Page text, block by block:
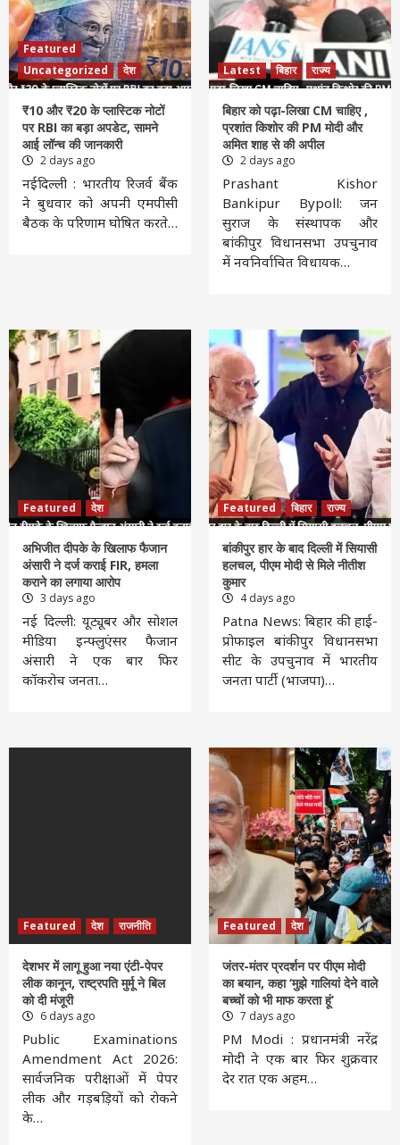
Featured
Uncategorized
देश
₹10 और ₹20 के प्लास्टिक नोटों
पर RBI का बड़ा अपडेट, सामने
आई लॉन्च की जानकारी
2 days ago
नईदिल्ली : भारतीय रिजर्व बैंक
ने बुधवार को अपनी एमपीसी
बैठक के परिणाम घोषित करते…
Latest बिहार राज्य
बिहार को पढ़ा-लिखा CM चाहिए ,
प्रशांत किशोर की PM मोदी और
अमित शाह से की अपील
2 days ago
Prashant Kishor
Bankipur Bypoll: जन
सुराज के संस्थापक और
बांकीपुर विधानसभा उपचुनाव
में नवनिर्वाचित विधायक…
Featured देश
अभिजीत दीपके के खिलाफ फैजान
अंसारी ने दर्ज कराई FIR, हमला
कराने का लगाया आरोप
3 days ago
नई दिल्ली: यूट्यूबर और सोशल
मीडिया इन्फ्लुएंसर फैजान
अंसारी ने एक बार फिर
कॉकरोच जनता…
Featured बिहार राज्य
बांकीपुर हार के बाद दिल्ली में सियासी
हलचल, पीएम मोदी से मिले नीतीश
कुमार
4 days ago
Patna News: बिहार की हाई-
प्रोफाइल बांकीपुर विधानसभा
सीट के उपचुनाव में भारतीय
जनता पार्टी (भाजपा)…
Featured देश राजनीति
देशभर में लागू हुआ नया एंटी-पेपर
लीक कानून, राष्ट्रपति मुर्मू ने बिल
को दी मंजूरी
6 days ago
Public Examinations
Amendment Act 2026:
सार्वजनिक परीक्षाओं में पेपर
लीक और गड़बड़ियों को रोकने
के…
Featured देश
जंतर-मंतर प्रदर्शन पर पीएम मोदी
का बयान, कहा ‘मुझे गालियां देने वाले
बच्चों को भी माफ करता हूं’
7 days ago
PM Modi : प्रधानमंत्री नरेंद्र
मोदी ने एक बार फिर शुक्रवार
देर रात एक अहम…